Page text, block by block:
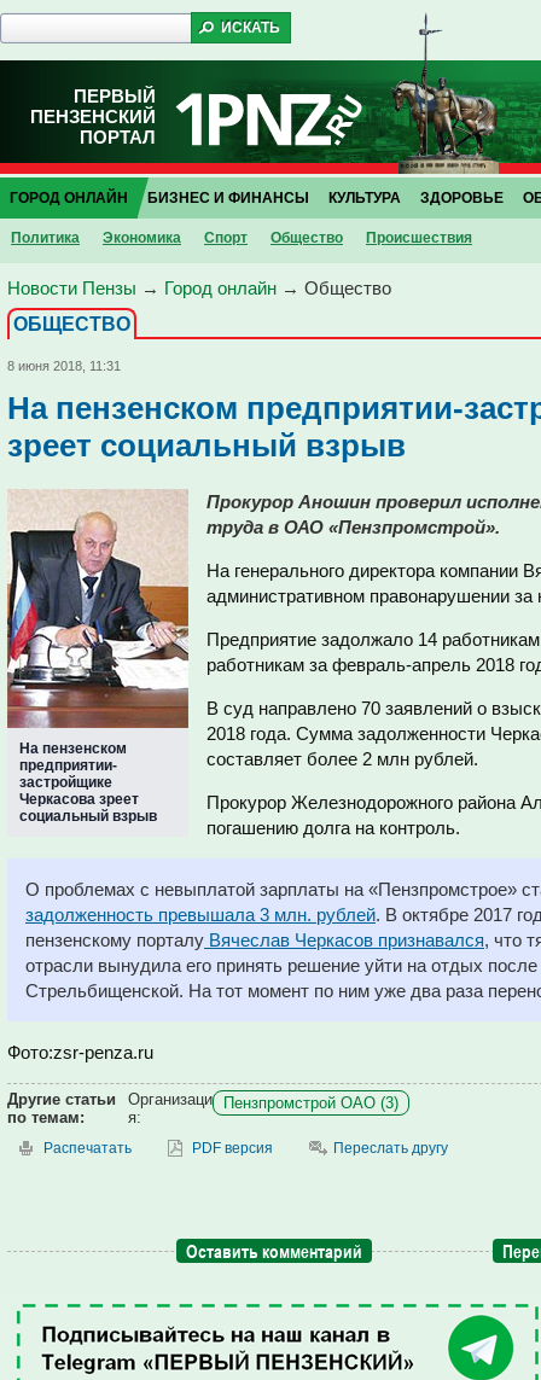
ПЕРВЫЙ
ПЕНЗЕНСКИЙ
ПОРТАЛ
ГОРОД ОНЛАЙН
Политика Экономика Спорт Общество Проиcшествия
БИЗНЕС И ФИНАНСЫ КУЛЬТУРА ЗДОРОВЬЕ
Новости Пензы → Город онлайн → Общество
ОБЩЕСТВО
8 июня 2018, 11:31
На пензенском предприятии-
зреет социальный взрыв
На пензенском
предприятии-
застройщике
Черкасова зреет
социальный взрыв
Прокурор Аношин проверил
труда в ОАО «Пензпромстрой».
На генерального директора компании
административном правонарушении
Предприятие задолжало 14
работникам за февраль-апрель 2018
В суд направлено 70 заявлений о
2018 года. Сумма задолженности
составляет более 2 млн рублей.
Прокурор Железнодорожного района
погашению долга на контроль.
О проблемах с невыплатой зарплаты на «Пензпромстрое»
задолженность превышала 3 млн. рублей. В октябре 2017
пензенскому порталу Вячеслав Черкасов признавался, что
отрасли вынудила его принять решение уйти на отдых
Стрельбищенской. На тот момент по ним уже два раза
Фото:zsr-penza.ru
Другие статьи
по темам:
Организаци
я:
Пензпромстрой ОАО (3)
Распечатать PDF версия Переслать другу
Оставить комментарий